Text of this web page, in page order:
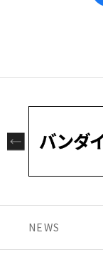
NEWS